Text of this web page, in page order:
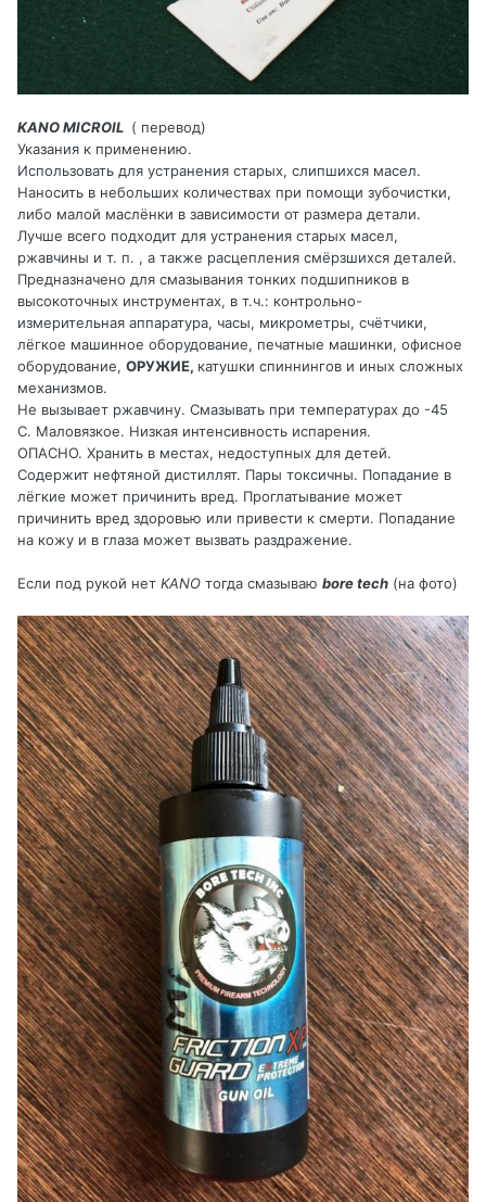
KANO MICROIL ( перевод)
Указания к применению.
Использовать для устранения старых, слипшихся масел.
Наносить в небольших количествах при помощи зубочистки,
либо малой маслёнки в зависимости от размера детали.
Лучше всего подходит для устранения старых масел,
ржавчины и т. п. , а также расцепления смёрзшихся деталей.
Предназначено для смазывания тонких подшипников в
высокоточных инструментах, в т.ч.: контрольно-
измерительная аппаратура, часы, микрометры, счётчики,
лёгкое машинное оборудование, печатные машинки, офисное
оборудование, ОРУЖИЕ, катушки спиннингов и иных сложных
механизмов.
Не вызывает ржавчину. Смазывать при температурах до -45
С. Маловязкое. Низкая интенсивность испарения.
ОПАСНО. Хранить в местах, недоступных для детей.
Содержит нефтяной дистиллят. Пары токсичны. Попадание в
лёгкие может причинить вред. Проглатывание может
причинить вред здоровью или привести к смерти. Попадание
на кожу и в глаза может вызвать раздражение.
Если под рукой нет KANO тогда смазываю bore tech (на фото)